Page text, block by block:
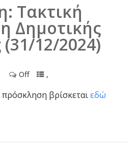
Τακτική
Δημοτικής
12/2024)
Off ,
βρίσκεταιεδώ